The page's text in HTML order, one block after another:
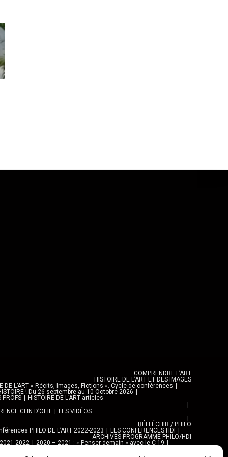
COMPRENDRE L’ART
HISTOIRE DE L’ART ET DES IMAGES
DE L’ART « Récits, Images, Fictions ». Cycle de conférences
! Du 26 septembre au 10 Octobre 2026
PROFS
HISTOIRE DE L’ART articles
CLIN D’OEIL
LES VIDÉOS
RÉFLÉCHIR / PHILO
PHILO DE L’ART 2022-2023
LES CONFÉRENCES HDI
ARCHIVES PROGRAMME PHILO/HDI
2022
2020 – 2021 : « Penser demain » avec le C-19
19